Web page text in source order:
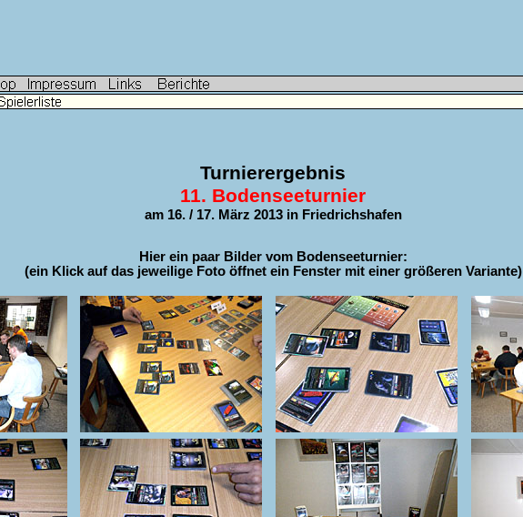
Turnierergebnis
11. Bodenseeturnier
am 16. / 17. März 2013 in Friedrichshafen
Hier ein paar Bilder vom Bodenseeturnier:
(ein Klick auf das jeweilige Foto öffnet ein Fenster mit einer größeren Variante)